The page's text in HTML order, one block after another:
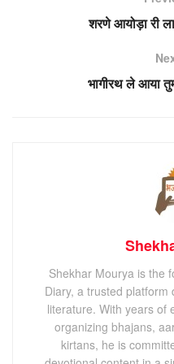
शरणे आयोड़ा री
भागीरथ ले आया
Shekhar Mourya is the
Diary, a trusted platform
literature. With years of
organizing bhajans,
kirtans, he is